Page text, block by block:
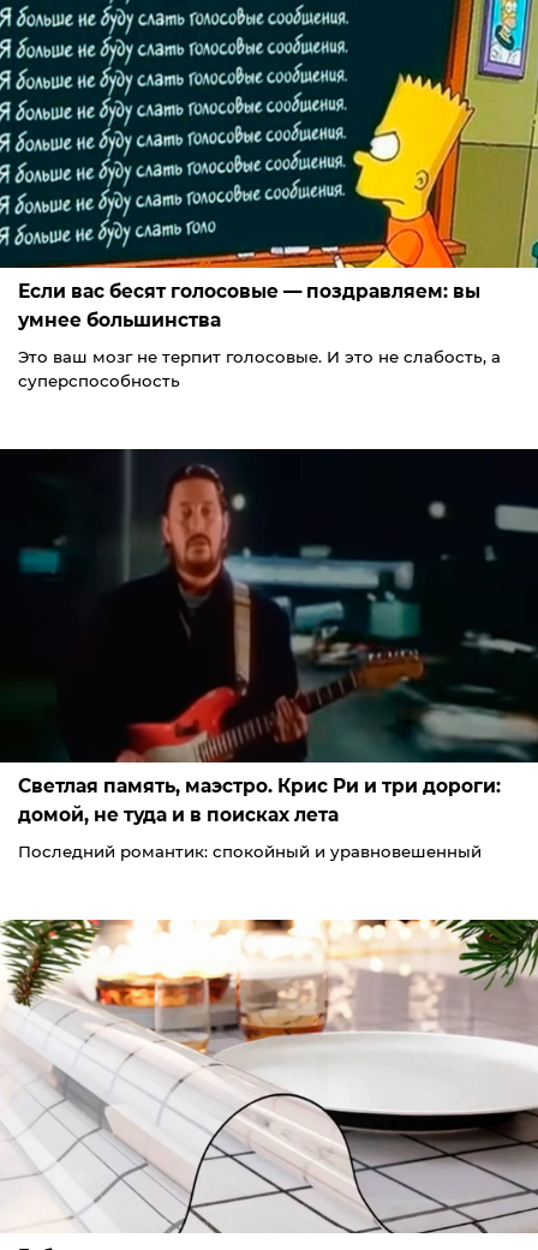
Если вас бесят голосовые — поздравляем: вы
умнее большинства
Это ваш мозг не терпит голосовые. И это не слабость, а
суперспособность
Светлая память, маэстро. Крис Ри и три дороги:
домой, не туда и в поисках лета
Последний романтик: спокойный и уравновешенный